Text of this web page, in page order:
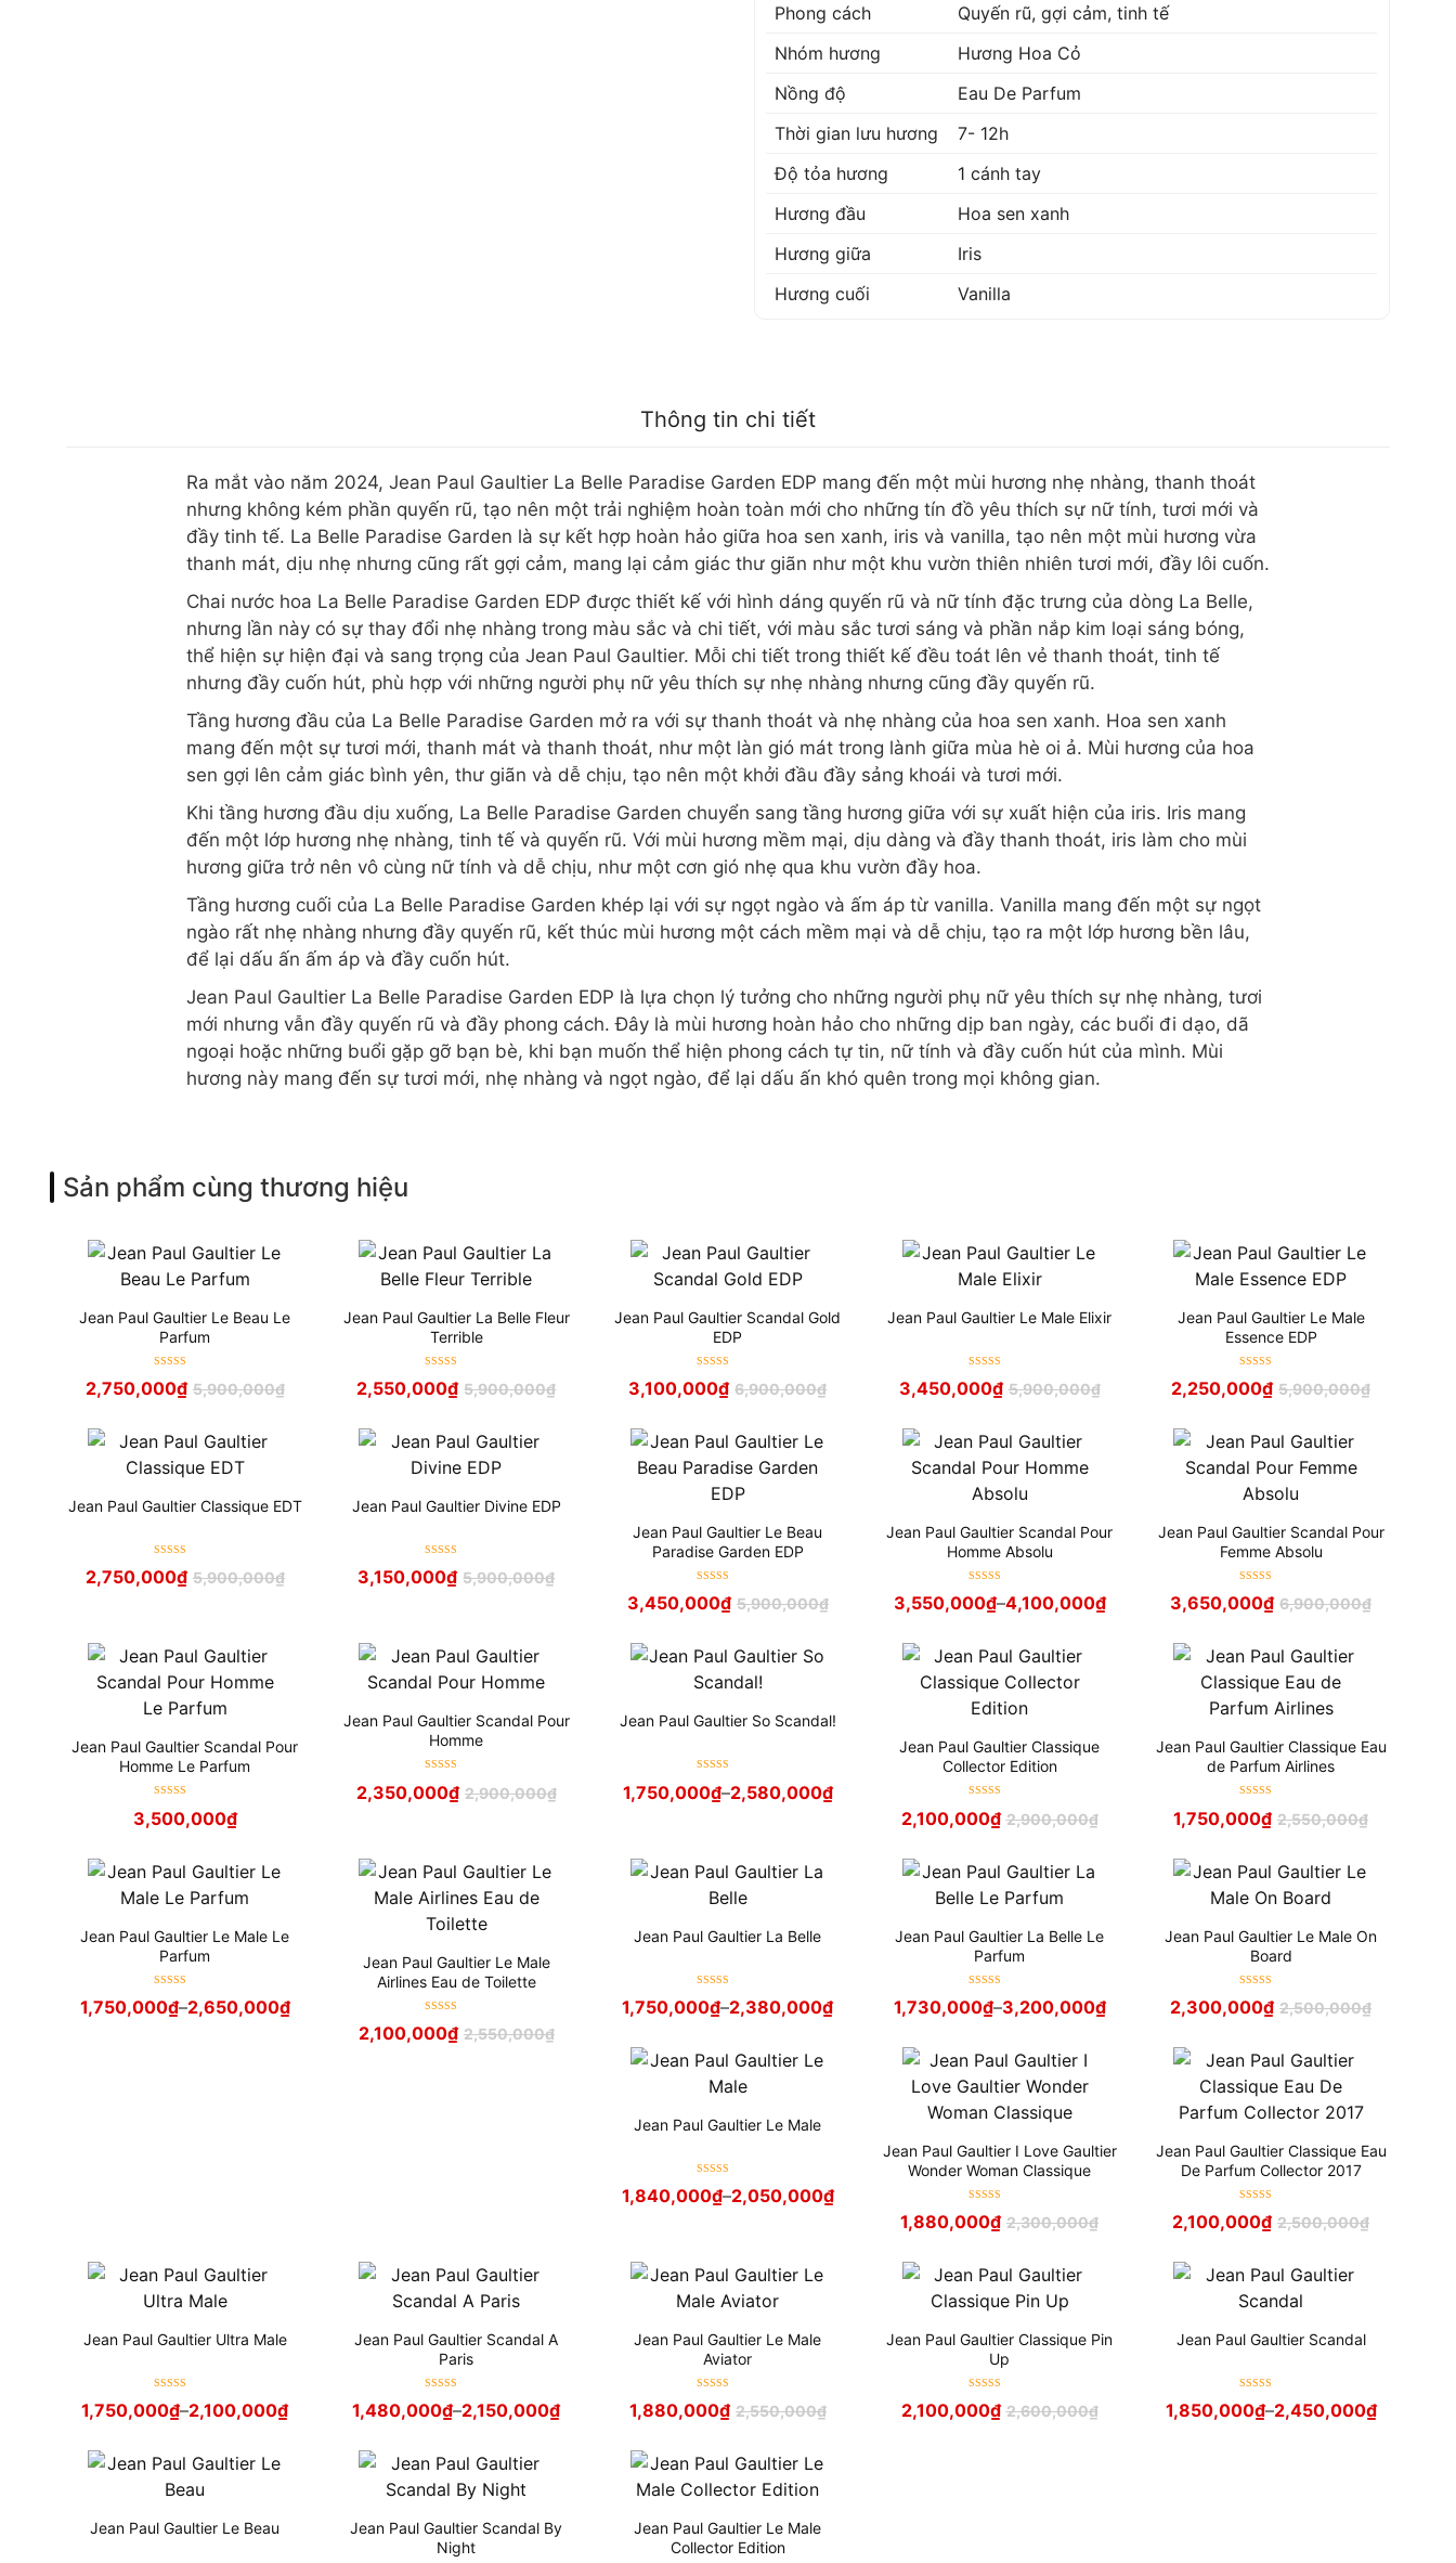
Phong cách
Quyến rũ, gợi cảm, tinh tế
Nhóm hương
Hương Hoa Cỏ
Nồng độ
Eau De Parfum
Thời gian lưu hương
7- 12h
Độ tỏa hương
1 cánh tay
Hương đầu
Hoa sen xanh
Hương giữa
Iris
Hương cuối
Vanilla
Thông tin chi tiết
Ra mắt vào năm 2024, Jean Paul Gaultier La Belle Paradise Garden EDP mang đến một mùi hương nhẹ nhàng, thanh thoát
nhưng không kém phần quyến rũ, tạo nên một trải nghiệm hoàn toàn mới cho những tín đồ yêu thích sự nữ tính, tươi mới và
đầy tinh tế. La Belle Paradise Garden là sự kết hợp hoàn hảo giữa hoa sen xanh, iris và vanilla, tạo nên một mùi hương vừa
thanh mát, dịu nhẹ nhưng cũng rất gợi cảm, mang lại cảm giác thư giãn như một khu vườn thiên nhiên tươi mới, đầy lôi cuốn.
Chai nước hoa La Belle Paradise Garden EDP được thiết kế với hình dáng quyến rũ và nữ tính đặc trưng của dòng La Belle,
nhưng lần này có sự thay đổi nhẹ nhàng trong màu sắc và chi tiết, với màu sắc tươi sáng và phần nắp kim loại sáng bóng,
thể hiện sự hiện đại và sang trọng của Jean Paul Gaultier. Mỗi chi tiết trong thiết kế đều toát lên vẻ thanh thoát, tinh tế
nhưng đầy cuốn hút, phù hợp với những người phụ nữ yêu thích sự nhẹ nhàng nhưng cũng đầy quyến rũ.
Tầng hương đầu của La Belle Paradise Garden mở ra với sự thanh thoát và nhẹ nhàng của hoa sen xanh. Hoa sen xanh
mang đến một sự tươi mới, thanh mát và thanh thoát, như một làn gió mát trong lành giữa mùa hè oi ả. Mùi hương của hoa
sen gợi lên cảm giác bình yên, thư giãn và dễ chịu, tạo nên một khởi đầu đầy sảng khoái và tươi mới.
Khi tầng hương đầu dịu xuống, La Belle Paradise Garden chuyển sang tầng hương giữa với sự xuất hiện của iris. Iris mang
đến một lớp hương nhẹ nhàng, tinh tế và quyến rũ. Với mùi hương mềm mại, dịu dàng và đầy thanh thoát, iris làm cho mùi
hương giữa trở nên vô cùng nữ tính và dễ chịu, như một cơn gió nhẹ qua khu vườn đầy hoa.
Tầng hương cuối của La Belle Paradise Garden khép lại với sự ngọt ngào và ấm áp từ vanilla. Vanilla mang đến một sự ngọt
ngào rất nhẹ nhàng nhưng đầy quyến rũ, kết thúc mùi hương một cách mềm mại và dễ chịu, tạo ra một lớp hương bền lâu,
để lại dấu ấn ấm áp và đầy cuốn hút.
Jean Paul Gaultier La Belle Paradise Garden EDP là lựa chọn lý tưởng cho những người phụ nữ yêu thích sự nhẹ nhàng, tươi
mới nhưng vẫn đầy quyến rũ và đầy phong cách. Đây là mùi hương hoàn hảo cho những dịp ban ngày, các buổi đi dạo, dã
ngoại hoặc những buổi gặp gỡ bạn bè, khi bạn muốn thể hiện phong cách tự tin, nữ tính và đầy cuốn hút của mình. Mùi
hương này mang đến sự tươi mới, nhẹ nhàng và ngọt ngào, để lại dấu ấn khó quên trong mọi không gian.
Sản phẩm cùng thương hiệu
Jean Paul Gaultier Le Beau Le
Parfum
hạng5 sao
5,900,000₫
2,750,000₫
Jean Paul Gaultier La Belle Fleur
Terrible
hạng5 sao
5,900,000₫
2,550,000₫
Jean Paul Gaultier Scandal Gold
EDP
hạng5 sao
6,900,000₫
3,100,000₫
Jean Paul Gaultier Le Male Elixir
hạng5sao
5,900,000₫
3,450,000₫
Jean Paul Gaultier Le Male
Essence EDP
hạng5 sao
5,900,000₫
2,250,000₫
Jean Paul Gaultier Classique EDT
hạng5 sao
5,900,000₫
2,750,000₫
Jean Paul Gaultier Divine EDP
hạng5 sao
5,900,000₫
3,150,000₫
Jean Paul Gaultier Le Beau
Paradise Garden EDP
hạng5sao
5,900,000₫
3,450,000₫
Jean Paul Gaultier Scandal Pour
Homme Absolu
hạng5sao
3,550,000₫–4,100,000₫
Jean Paul Gaultier Scandal Pour
Femme Absolu
hạng5 sao
6,900,000₫
3,650,000₫
Jean Paul Gaultier Scandal Pour
Homme Le Parfum
hạng5sao
3,500,000₫
Jean Paul Gaultier Scandal Pour
Homme
hạng5 sao
2,900,000₫
2,350,000₫
Jean Paul Gaultier So Scandal!
hạng5sao
1,750,000₫–2,580,000₫
Jean Paul Gaultier Classique
Collector Edition
hạng5 sao
2,900,000₫
2,100,000₫
Jean Paul Gaultier Classique Eau
de Parfum Airlines
hạng5 sao
2,550,000₫
1,750,000₫
Jean Paul Gaultier Le Male Le
Parfum
hạng5sao
1,750,000₫–2,650,000₫
Jean Paul Gaultier Le Male
Airlines Eau de Toilette
hạng5 sao
2,550,000₫
2,100,000₫
Jean Paul Gaultier La Belle
hạng5sao
1,750,000₫–2,380,000₫
Jean Paul Gaultier La Belle Le
Parfum
hạng5sao
1,730,000₫–3,200,000₫
Jean Paul Gaultier Le Male On
Board
hạng5 sao
2,500,000₫
2,300,000₫
Jean Paul Gaultier Le Male
hạng5sao
1,840,000₫–2,050,000₫
Jean Paul Gaultier I Love Gaultier
Wonder Woman Classique
hạng5 sao
2,300,000₫
1,880,000₫
Jean Paul Gaultier Classique Eau
De Parfum Collector 2017
hạng5 sao
2,500,000₫
2,100,000₫
Jean Paul Gaultier Ultra Male
hạng5sao
1,750,000₫–2,100,000₫
Jean Paul Gaultier Scandal A
Paris
hạng5sao
1,480,000₫–2,150,000₫
Jean Paul Gaultier Le Male
Aviator
hạng5 sao
2,550,000₫
1,880,000₫
Jean Paul Gaultier Classique Pin
Up
hạng5 sao
2,600,000₫
2,100,000₫
Jean Paul Gaultier Scandal
hạng5sao
1,850,000₫–2,450,000₫
Jean Paul Gaultier Le Beau
Jean Paul Gaultier Scandal By
Night
Jean Paul Gaultier Le Male
Collector Edition